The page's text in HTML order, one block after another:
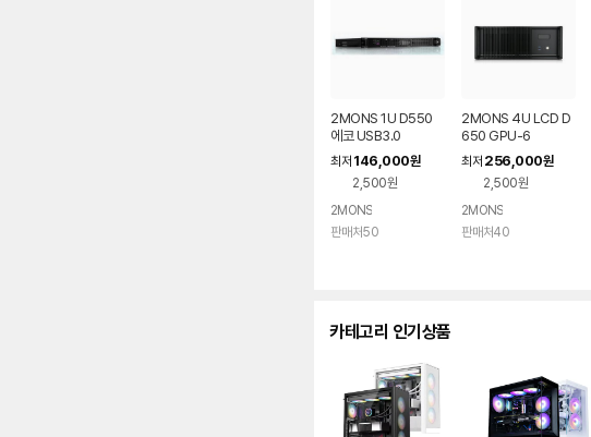
2MONS 1U D550
에코 USB3.0
최저 146,000원
2,500원
2MONS
판매처50
2MONS 4U LCD D
650 GPU-6
최저 256,000원
2,500원
2MONS
판매처40
카테고리 인기상품